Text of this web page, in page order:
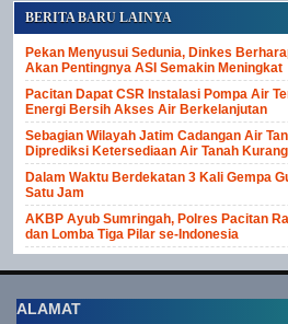
BERITA BARU LAINYA
Pekan Menyusui Sedunia, Dinkes
Akan Pentingnya ASI Semakin Meningkat
Pacitan Dapat CSR Instalasi Pompa Air
Energi Bersih Akses Air Berkelanjutan
Sebagian Wilayah Jatim Cadangan Air
Diprediksi Ketersediaan Air Tanah
Dalam Waktu Berdekatan 3 Kali Gempa
Satu Jam
AKBP Ayub Sumringah, Polres Pacitan
dan Lomba Tiga Pilar se-Indonesia
ALAMAT